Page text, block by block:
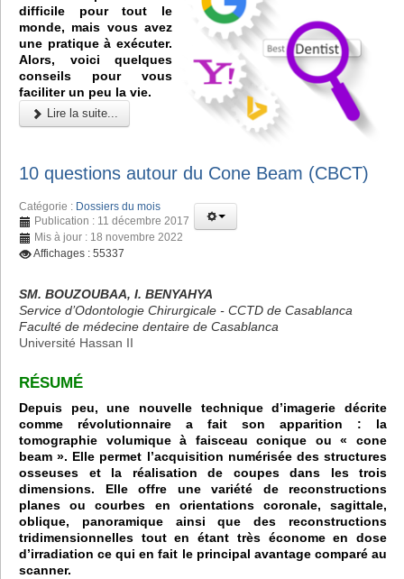
difficile pour tout le
monde, mais vous avez
une pratique à exécuter.
Alors, voici quelques
conseils pour vous
faciliter un peu la vie.
Lire la suite...
10 questions autour du Cone Beam (CBCT)
Catégorie : Dossiers du mois
Publication : 11 décembre 2017
Mis à jour : 18 novembre 2022
Affichages : 55337
SM. BOUZOUBAA, I. BENYAHYA
Service d’Odontologie Chirurgicale - CCTD de Casablanca
Faculté de médecine dentaire de Casablanca
Université Hassan II
RÉSUMÉ
Depuis peu, une nouvelle technique d’imagerie décrite
comme révolutionnaire a fait son apparition : la
tomographie volumique à faisceau conique ou « cone
beam ». Elle permet l’acquisition numérisée des structures
osseuses et la réalisation de coupes dans les trois
dimensions. Elle offre une variété de reconstructions
planes ou courbes en orientations coronale, sagittale,
oblique, panoramique ainsi que des reconstructions
tridimensionnelles tout en étant très économe en dose
d’irradiation ce qui en fait le principal avantage comparé au
scanner.